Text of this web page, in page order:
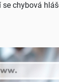
se chybová